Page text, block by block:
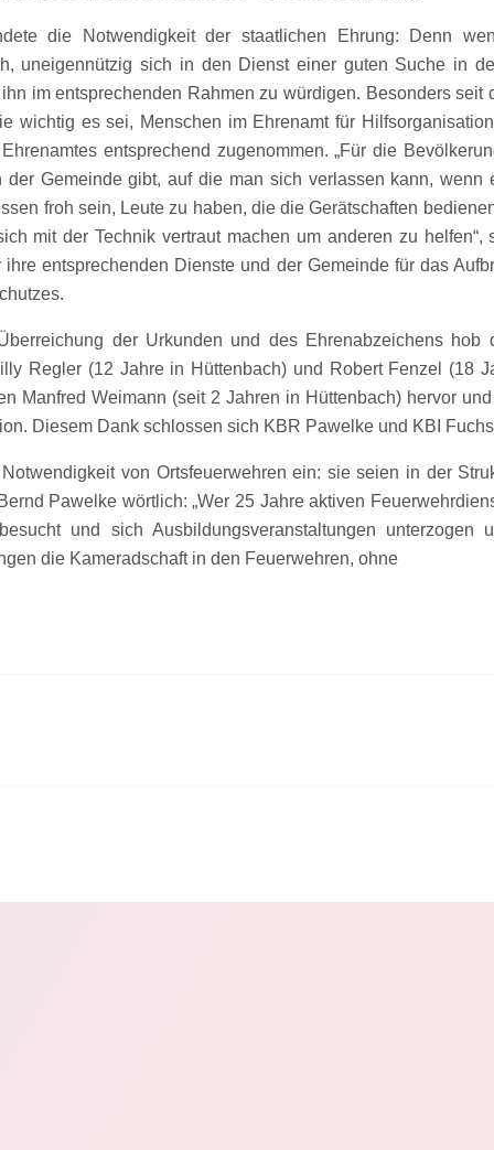
die Notwendigkeit der staatlichen Ehrung: Denn
uneigennützig sich in den Dienst einer guten Suche in
im entsprechenden Rahmen zu würdigen. Besonders seit
wichtig es sei, Menschen im Ehrenamt für
entsprechend zugenommen. „Für die
Gemeinde gibt, auf die man sich verlassen kann, wenn
froh sein, Leute zu haben, die die Gerätschaften
mit der Technik vertraut machen um anderen zu helfen“,
entsprechenden Dienste und der Gemeinde für das
der Urkunden und des Ehrenabzeichens hob
Regler (12 Jahre in Hüttenbach) und Robert Fenzel (18
Manfred Weimann (seit 2 Jahren in Hüttenbach) hervor
Diesem Dank schlossen sich KBR Pawelke und KBI
von Ortsfeuerwehren ein: sie seien in der
Pawelke wörtlich: „Wer 25 Jahre aktiven
und sich Ausbildungsveranstaltungen unterzogen
die Kameradschaft in den Feuerwehren, ohne